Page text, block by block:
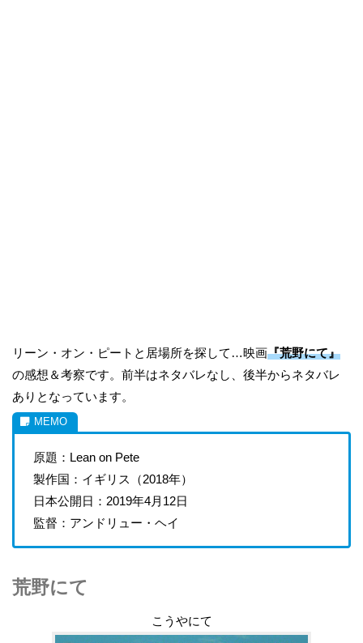
リーン・オン・ピートと居場所を探して…映画『荒野にて』
の感想＆考察です。前半はネタバレなし、後半からネタバレ
ありとなっています。
原題：Lean on Pete
製作国：イギリス（2018年）
日本公開日：2019年4月12日
監督：アンドリュー・ヘイ
荒野にて
こうやにて